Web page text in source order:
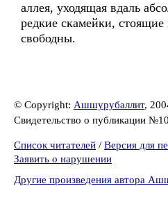
аллея, уходящая вдаль
редкие скамейки, стоящие
свободны.
© Copyright: Ашшурубаллит,
Свидетельство о публикации
Список читателей / Версия для
Заявить о нарушении
Другие произведения автора